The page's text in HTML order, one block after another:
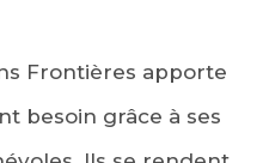
Frontières apporte
besoin grâce à ses